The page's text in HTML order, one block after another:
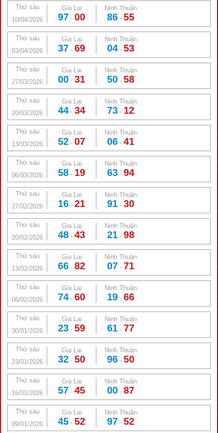
Thứ sáu
10/04/2026
Gia Lai
97 - 00
Ninh Thuận
86 - 55
Thứ sáu
03/04/2026
Gia Lai
37 - 69
Ninh Thuận
04 - 53
Thứ sáu
27/03/2026
Gia Lai
00 - 31
Ninh Thuận
50 - 58
Thứ sáu
20/03/2026
Gia Lai
44 - 34
Ninh Thuận
73 - 12
Thứ sáu
13/03/2026
Gia Lai
52 - 07
Ninh Thuận
06 - 41
Thứ sáu
06/03/2026
Gia Lai
58 - 19
Ninh Thuận
63 - 94
Thứ sáu
27/02/2026
Gia Lai
16 - 21
Ninh Thuận
91 - 30
Thứ sáu
20/02/2026
Gia Lai
48 - 43
Ninh Thuận
21 - 98
Thứ sáu
13/02/2026
Gia Lai
66 - 82
Ninh Thuận
07 - 71
Thứ sáu
06/02/2026
Gia Lai
74 - 60
Ninh Thuận
19 - 66
Thứ sáu
30/01/2026
Gia Lai
23 - 59
Ninh Thuận
61 - 77
Thứ sáu
23/01/2026
Gia Lai
32 - 50
Ninh Thuận
96 - 50
Thứ sáu
16/01/2026
Gia Lai
57 - 45
Ninh Thuận
00 - 87
Thứ sáu
09/01/2026
Gia Lai
45 - 52
Ninh Thuận
97 - 52